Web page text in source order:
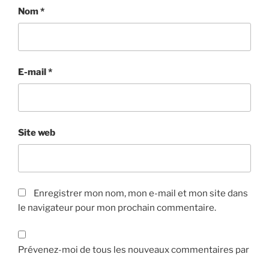
Nom*
E-mail*
Site web
Enregistrer mon nom, mon e-mail et mon site dans
le navigateur pour mon prochain commentaire.
Prévenez-moi de tous les nouveaux commentaires par